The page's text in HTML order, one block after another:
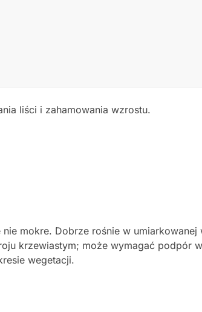
liści i zahamowania wzrostu.
mokre. Dobrze rośnie w umiarkowanej
krzewiastym; może wymagać podpór
wegetacji.